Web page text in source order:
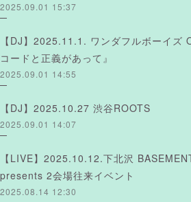
2025.09.01 15:37
【DJ】2025.11.1. ワンダフルボーイズ
コードと正義があって』
2025.09.01 14:55
【DJ】2025.10.27 渋谷ROOTS
2025.09.01 14:07
【LIVE】2025.10.12.下北沢
presents 2会場往来イベント
2025.08.14 12:30